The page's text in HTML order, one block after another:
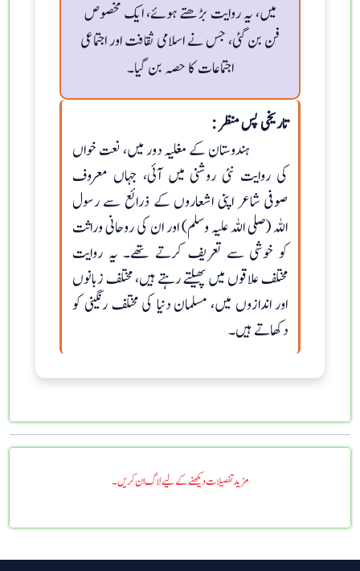
میں، یہ روایت بڑھتے ہوئے، ایک مخصوص
فن بن گئی، جس نے اسلامی ثقافت اور اجتماعی
اجتماعات کا حصہ بن گیا۔
تاریخی پس منظر :
ہندوستان کے مغلیہ دور میں، نعت خواں
کی روایت نئی روشنی میں آئی، جہاں معروف
صوفی شاعر اپنی اشعاروں کے ذرائع سے رسول
اللہ (صلی اللہ علیہ وسلم) اور ان کی روحانی وراثت
کو خوشی سے تعریف کرتے تھے۔ یہ روایت
مختلف علاقوں میں پھیلتے رہتے ہیں، مختلف زبانوں
اور اندازوں میں، مسلمان دنیا کی مختلف رنگینی کو
دکھاتے ہیں۔
مزید تفصیلات دیکھنے کے لیے لاگ ان کریں۔